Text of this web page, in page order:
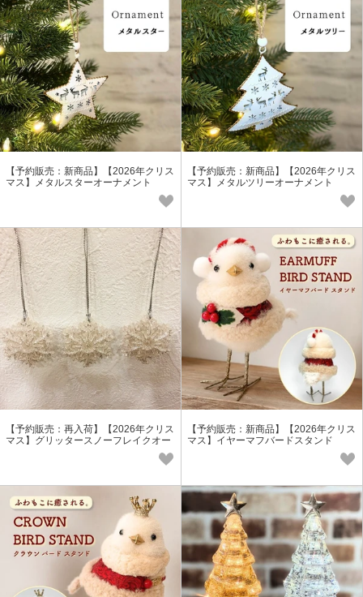
【予約販売：新商品】【2026年クリス
マス】メタルスターオーナメント
【予約販売：新商品】【2026年クリス
マス】メタルツリーオーナメント
【予約販売：再入荷】【2026年クリス
マス】グリッタースノーフレイクオー
【予約販売：新商品】【2026年クリス
マス】イヤーマフバードスタンド